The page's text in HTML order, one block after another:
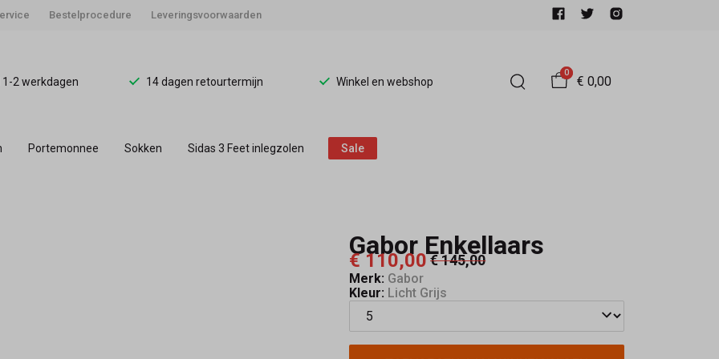
Bestelprocedure Leveringsvoorwaarden
1-2 werkdagen 14 dagen retourtermijn Winkel en webshop
0
€ 0,00
Portemonnee Sokken Sidas 3 Feet inlegzolen Sale
Gabor Enkellaars
€ 110,00€ 145,00
Merk: Gabor
Kleur: Licht Grijs